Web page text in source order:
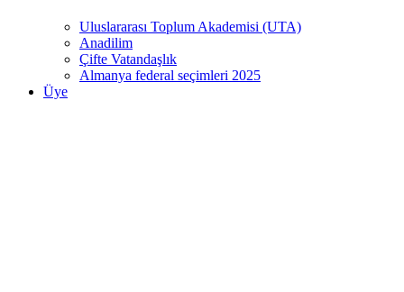
Uluslararası Toplum Akademisi (UTA)
Anadilim
Çifte Vatandaşlık
Almanya federal seçimleri 2025
Üye